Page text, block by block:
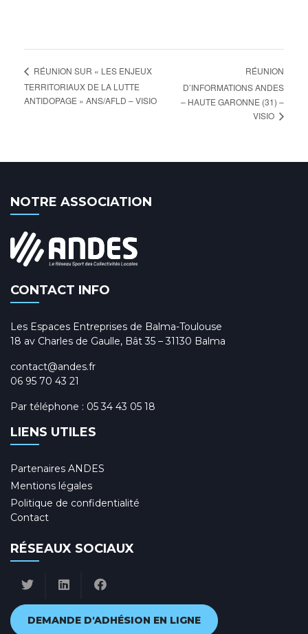
RÉUNION SUR « LES ENJEUX
TERRITORIAUX DE LA LUTTE
ANTIDOPAGE » ANS/AFLD – VISIO
RÉUNION
D’INFORMATIONS ANDES
– HAUTE GARONNE (31) –
VISIO
NOTRE ASSOCIATION
CONTACT INFO
Les Espaces Entreprises de Balma-Toulouse
18 av Charles de Gaulle, Bât 35 – 31130 Balma
contact@andes.fr
06 95 70 43 21
Par téléphone : 05 34 43 05 18
LIENS UTILES
Partenaires ANDES
Mentions légales
Politique de confidentialité
Contact
RÉSEAUX SOCIAUX
DEMANDE D'ADHÉSION EN LIGNE